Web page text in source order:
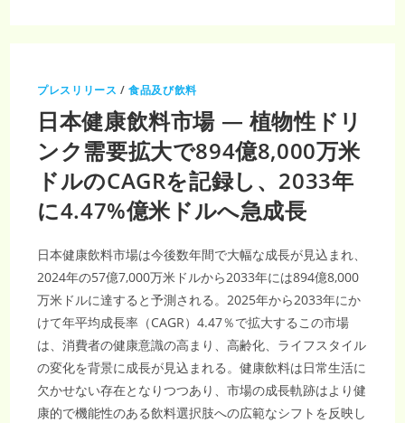
ン
ブ
ャ
市
場、
2035
年
に
48
億
995
万
ド
ル
規
模
へ
急
成
長
CAGR26.68%
の
爆
発
的
拡
大
プレスリリース /食品及び飲料
日本健康飲料市場 — 植物性ドリ
ンク需要拡大で894億8,000万米
ドルのCAGRを記録し、2033年
に4.47%億米ドルへ急成長
日本健康飲料市場は今後数年間で大幅な成長が見込まれ、
2024年の57億7,000万米ドルから2033年には894億8,000
万米ドルに達すると予測される。2025年から2033年にか
けて年平均成長率（CAGR）4.47％で拡大するこの市場
は、消費者の健康意識の高まり、高齢化、ライフスタイル
の変化を背景に成長が見込まれる。健康飲料は日常生活に
欠かせない存在となりつつあり、市場の成長軌跡はより健
康的で機能性のある飲料選択肢への広範なシフトを反映し